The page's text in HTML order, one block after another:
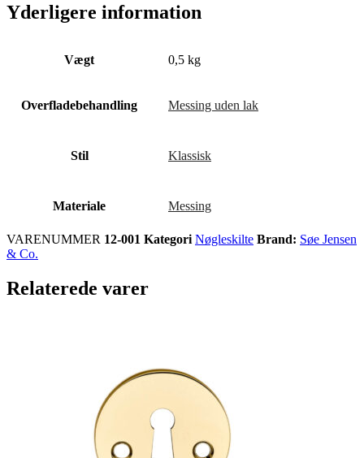
Yderligere information
Vægt 0,5 kg
Overfladebehandling Messing uden lak
Stil Klassisk
Materiale Messing
VARENUMMER 12-001 Kategori Nøgleskilte Brand: Søe Jensen
& Co.
Relaterede varer